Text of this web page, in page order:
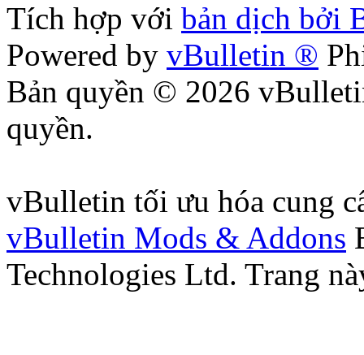
Tích hợp với bản dịch bởi
Powered by vBulletin ®
Bản quyền © 2026
quyền.
vBulletin tối ưu hóa cung
vBulletin Mods & Addons
Technologies Ltd. Trang